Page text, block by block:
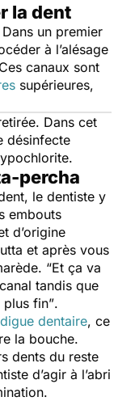
la dent
un premier
à l’alésage
canaux sont
supérieures,
Dans cet
désinfecte
percha
le dentiste y
embouts
d’origine
et après vous
“Et ça va
tandis que
plus fin”.
digue dentaire, ce
la bouche.
dents du reste
d’agir à l’abri